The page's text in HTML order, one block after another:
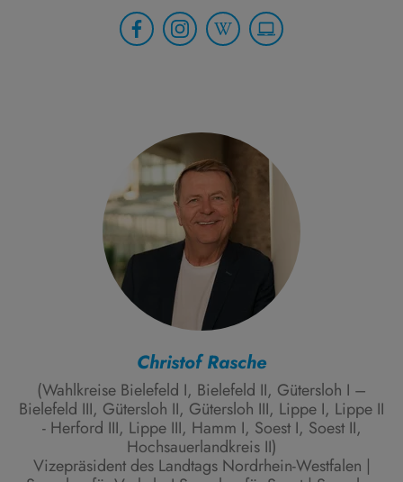
Christof Rasche
(Wahlkreise Bielefeld I, Bielefeld II, Gütersloh I –
Bielefeld III, Gütersloh II, Gütersloh III, Lippe I, Lippe II
- Herford III, Lippe III, Hamm I, Soest I, Soest II,
Hochsauerlandkreis II)
Vizepräsident des Landtags Nordrhein-Westfalen |